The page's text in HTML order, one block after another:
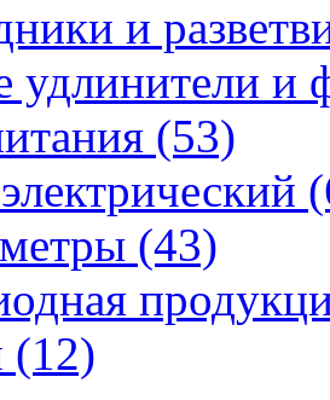
и
удлинители и
(53)
(43)
(12)